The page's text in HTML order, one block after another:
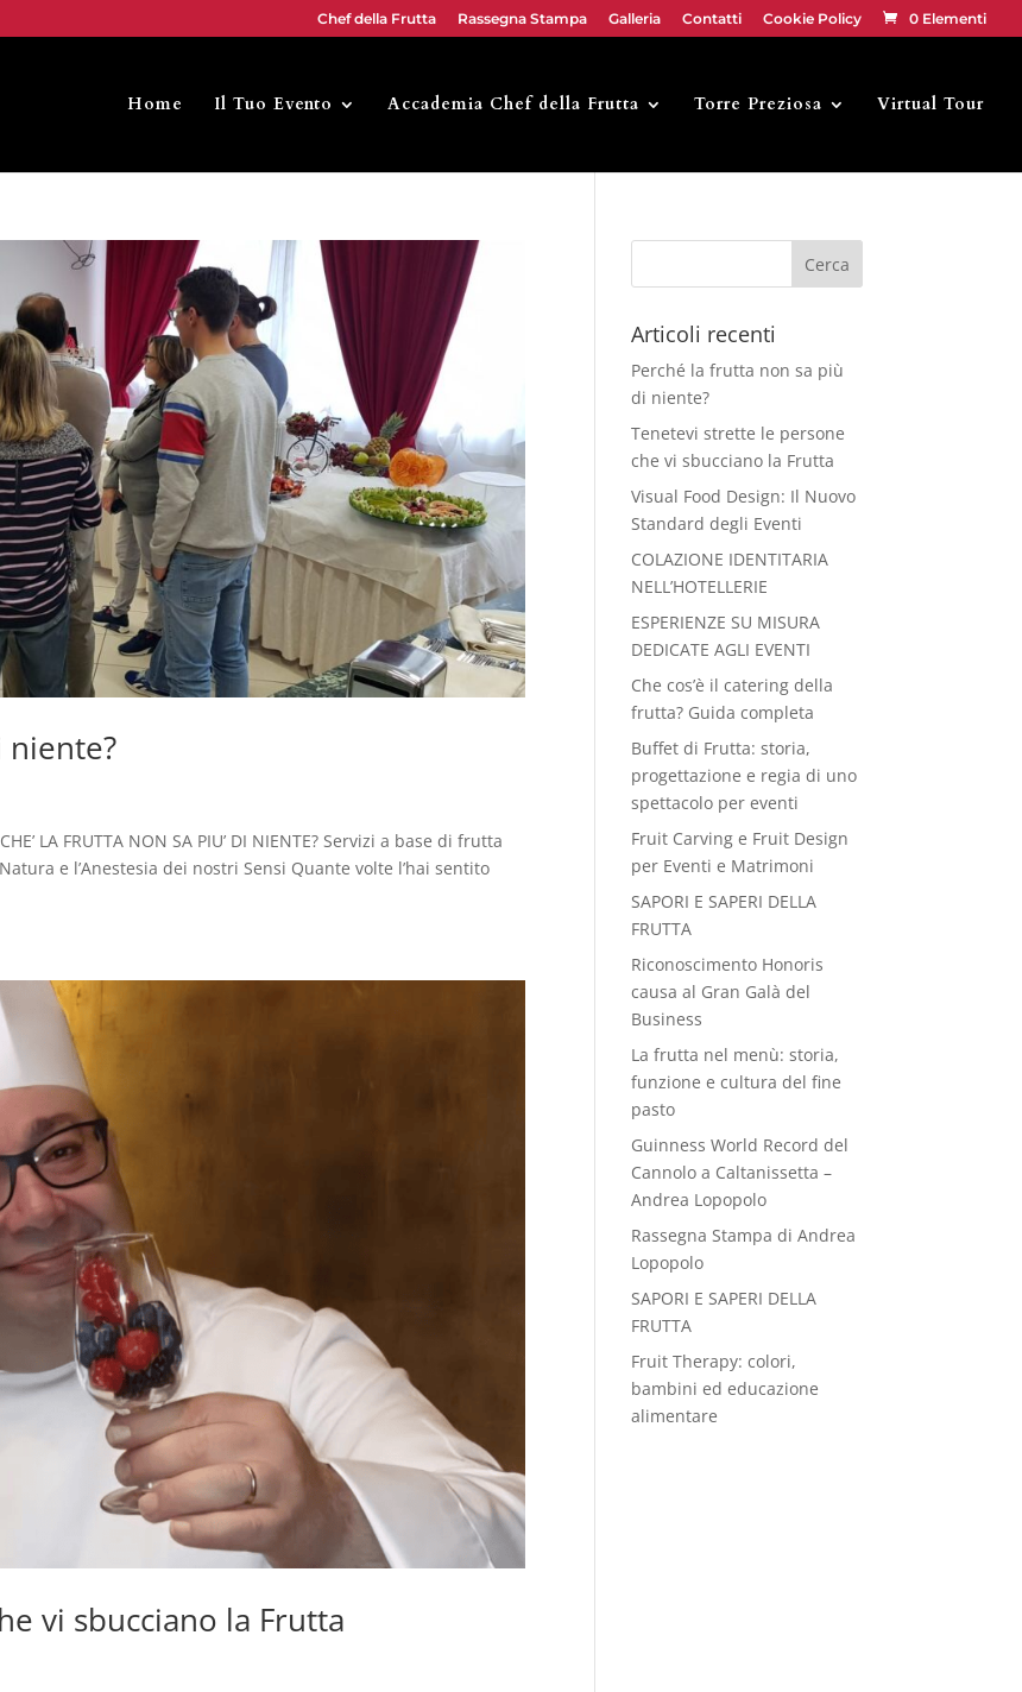
Chef della Frutta Rassegna Stampa Galleria Contatti Cookie Policy 0 Elementi
Home Il Tuo Evento Accademia Chef della Frutta Torre Preziosa Virtual Tour
LA FRUTTA NON SA PIU’ DI NIENTE? Servizi a base di frutta
e l’Anestesia dei nostri Sensi Quante volte l’hai sentito
vi sbucciano la Frutta
Articoli recenti
Perché la frutta non sa più
di niente?
Tenetevi strette le persone
che vi sbucciano la Frutta
Visual Food Design: Il Nuovo
Standard degli Eventi
COLAZIONE IDENTITARIA
NELL’HOTELLERIE
ESPERIENZE SU MISURA
DEDICATE AGLI EVENTI
Che cos’è il catering della
frutta? Guida completa
Buffet di Frutta: storia,
progettazione e regia di uno
spettacolo per eventi
Fruit Carving e Fruit Design
per Eventi e Matrimoni
SAPORI E SAPERI DELLA
FRUTTA
Riconoscimento Honoris
causa al Gran Galà del
Business
La frutta nel menù: storia,
funzione e cultura del fine
pasto
Guinness World Record del
Cannolo a Caltanissetta –
Andrea Lopopolo
Rassegna Stampa di Andrea
Lopopolo
SAPORI E SAPERI DELLA
FRUTTA
Fruit Therapy: colori,
bambini ed educazione
alimentare